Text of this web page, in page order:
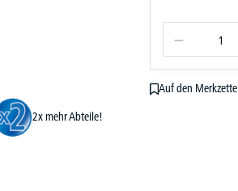
Auf den Merkzettel
2x mehr Abteile!